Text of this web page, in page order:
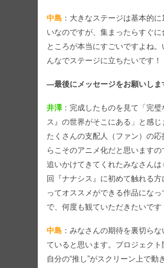
中島 ：大きなステージは基本的に
いなのですが、集まったらすぐに
ところが本当にすごいですよね
んなでステージに立ちたいです！
―最後にメッセージをお願いしま
井澤：完成したものを見て「完璧
ス』の世界がそこにある」と感じ
たくさんの支配人（ファン）の
らこそのアニメ化だと思います
追いかけてきてくれたみなさんは
回『ナナシス』に初めて触れる
ってオススメができる作品にな
で、何度も観ていただきたいです
中島 ：みなさんの期待を裏切ら
ていると思います。プロジェクト
自分の“推し”がスクリーン上で動